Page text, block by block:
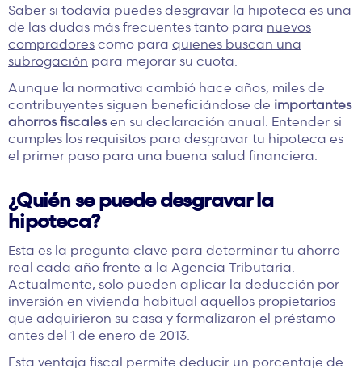
Saber si todavía puedes desgravar la hipoteca es una
de las dudas más frecuentes tanto para nuevos
compradores como para quienes buscan una
subrogación para mejorar su cuota.
Aunque la normativa cambió hace años, miles de
contribuyentes siguen beneficiándose de importantes
ahorros fiscalesen su declaración anual. Entender si
cumples los requisitos para desgravar tu hipoteca es
el primer paso para una buena salud financiera.
¿Quién se puede desgravar la
hipoteca?
Esta es la pregunta clave para determinar tu ahorro
real cada año frente a la Agencia Tributaria.
Actualmente, solo pueden aplicar la deducción por
inversión en vivienda habitual aquellos propietarios
que adquirieron su casa y formalizaron el préstamo
antes del 1 de enero de 2013
Esta ventaja fiscal permite deducir un porcentaje de